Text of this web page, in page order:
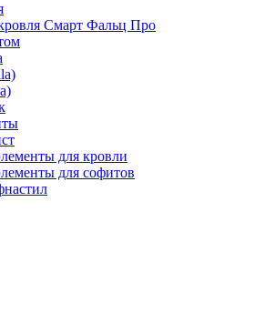
Смарт Фальц Про
для кровли
для софитов